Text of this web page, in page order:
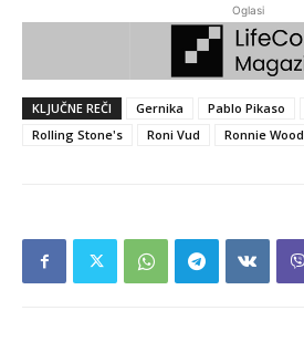
Oglasi
KLJUČNE REČI Gernika Pablo Pikaso
Rolling Stone's
Roni Vud Ronnie Wood